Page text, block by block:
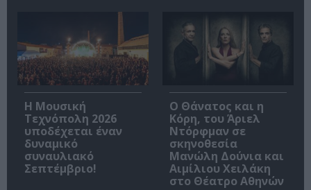
Η Μουσική
Τεχνόπολη 2026
υποδέχεται έναν
δυναμικό
συναυλιακό
Σεπτέμβριο!
Ο Θάνατος και η
Κόρη, του Άριελ
Ντόρφμαν σε
σκηνοθεσία
Μανώλη Δούνια και
Αιμίλιου Χειλάκη
στο Θέατρο Αθηνών